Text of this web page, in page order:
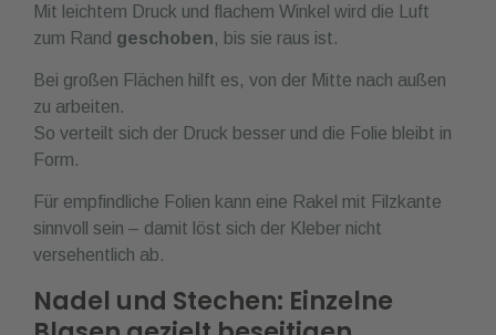
Mit leichtem Druck und flachem Winkel wird die Luft
zum Rand geschoben, bis sie raus ist.
Bei großen Flächen hilft es, von der Mitte nach außen
zu arbeiten.
So verteilt sich der Druck besser und die Folie bleibt in
Form.
Für empfindliche Folien kann eine Rakel mit Filzkante
sinnvoll sein – damit löst sich der Kleber nicht
versehentlich ab.
Nadel und Stechen: Einzelne